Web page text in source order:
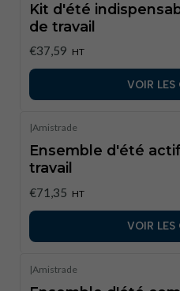
Kit d'été
de travail
€37,59 HT
VOIR LES
|Amistrade
Ensemble d'été
travail
€71,35 HT
VOIR LES
|Amistrade